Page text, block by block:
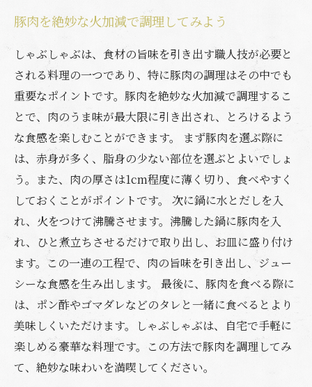
豚肉を絶妙な火加減で調理してみよう
しゃぶしゃぶは、食材の旨味を引き出す職人技が必要と
される料理の一つであり、特に豚肉の調理はその中でも
重要なポイントです。豚肉を絶妙な火加減で調理するこ
とで、肉のうま味が最大限に引き出され、とろけるよう
な食感を楽しむことができます。 まず豚肉を選ぶ際に
は、赤身が多く、脂身の少ない部位を選ぶとよいでしょ
う。また、肉の厚さは1cm程度に薄く切り、食べやすく
しておくことがポイントです。 次に鍋に水とだしを入
れ、火をつけて沸騰させます。沸騰した鍋に豚肉を入
れ、ひと煮立ちさせるだけで取り出し、お皿に盛り付け
ます。この一連の工程で、肉の旨味を引き出し、ジュー
シーな食感を生み出します。 最後に、豚肉を食べる際に
は、ポン酢やゴマダレなどのタレと一緒に食べるとより
美味しくいただけます。しゃぶしゃぶは、自宅で手軽に
楽しめる豪華な料理です。この方法で豚肉を調理してみ
て、絶妙な味わいを満喫してください。